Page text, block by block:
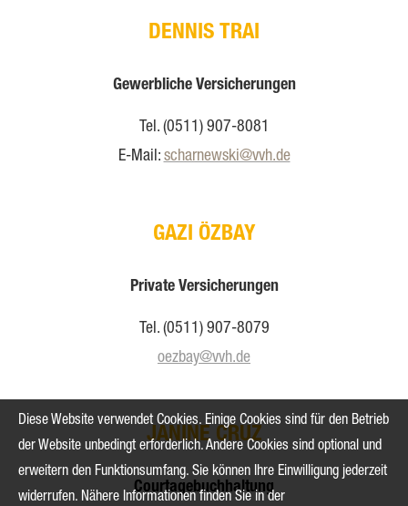
DENNIS TRAI
Gewerbliche Versicherungen
Tel. (0511) 907-8081
E-Mail: scharnewski@vvh.de
GAZI ÖZBAY
Private Versicherungen
Tel. (0511) 907-8079
oezbay@vvh.de
JANINE CRUZ
Courtagebuchhaltung
Diese Website verwendet Cookies. Einige Cookies sind für den Betrieb
der Website unbedingt erforderlich. Andere Cookies sind optional und
erweitern den Funktionsumfang. Sie können Ihre Einwilligung jederzeit
widerrufen. Nähere Informationen finden Sie in der